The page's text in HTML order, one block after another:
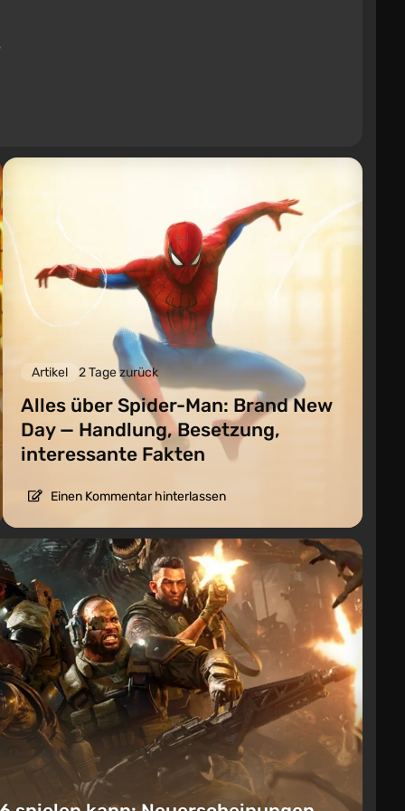
Artikel 2 Tage zurück
Alles über Spider-Man: Brand New
Day — Handlung, Besetzung,
interessante Fakten
Einen Kommentar hinterlassen